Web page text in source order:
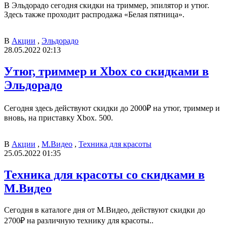
В Эльдорадо сегодня скидки на триммер, эпилятор и утюг.
Здесь также проходит распродажа «Белая пятница».
В Акции , Эльдорадо
28.05.2022 02:13
Утюг, триммер и Xbox со скидками в
Эльдорадо
Сегодня здесь действуют скидки до 2000₽ на утюг, триммер и
вновь, на приставку Xbox. 500.
В Акции , М.Видео , Техника для красоты
25.05.2022 01:35
Техника для красоты со скидками в
М.Видео
Сегодня в каталоге дня от М.Видео, действуют скидки до
2700₽ на различную технику для красоты..